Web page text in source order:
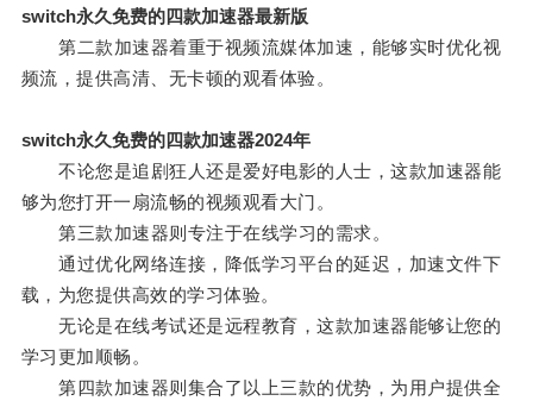
switch永久免费的四款加速器最新版
第二款加速器着重于视频流媒体加速，能够实时优化视
频流，提供高清、无卡顿的观看体验。
switch永久免费的四款加速器2024年
不论您是追剧狂人还是爱好电影的人士，这款加速器能
够为您打开一扇流畅的视频观看大门。
第三款加速器则专注于在线学习的需求。
通过优化网络连接，降低学习平台的延迟，加速文件下
载，为您提供高效的学习体验。
无论是在线考试还是远程教育，这款加速器能够让您的
学习更加顺畅。
第四款加速器则集合了以上三款的优势，为用户提供全